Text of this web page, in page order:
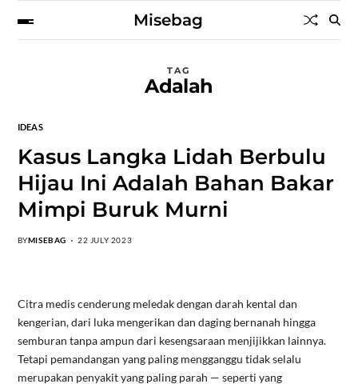
Misebag
TAG
Adalah
IDEAS
Kasus Langka Lidah Berbulu
Hijau Ini Adalah Bahan Bakar
Mimpi Buruk Murni
BYMISEBAG 22 JULY 2023
Citra medis cenderung meledak dengan darah kental dan
kengerian, dari luka mengerikan dan daging bernanah hingga
semburan tanpa ampun dari kesengsaraan menjijikkan lainnya.
Tetapi pemandangan yang paling mengganggu tidak selalu
merupakan penyakit yang paling parah — seperti yang